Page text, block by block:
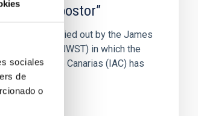
sociales
de
o
and “impostor”
study, carried out by the James
Telescope (JWST) in which the
Astrofísica de Canarias (IAC) has
shows...